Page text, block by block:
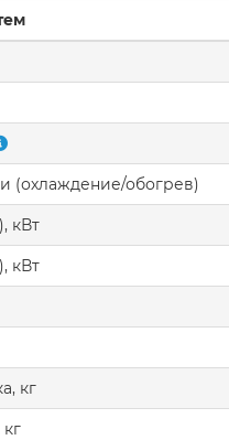
(охлаждение/обогрев)
кВт
кВт
кг